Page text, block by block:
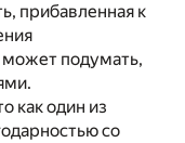
прибавленная к
может подумать,
как один из
со